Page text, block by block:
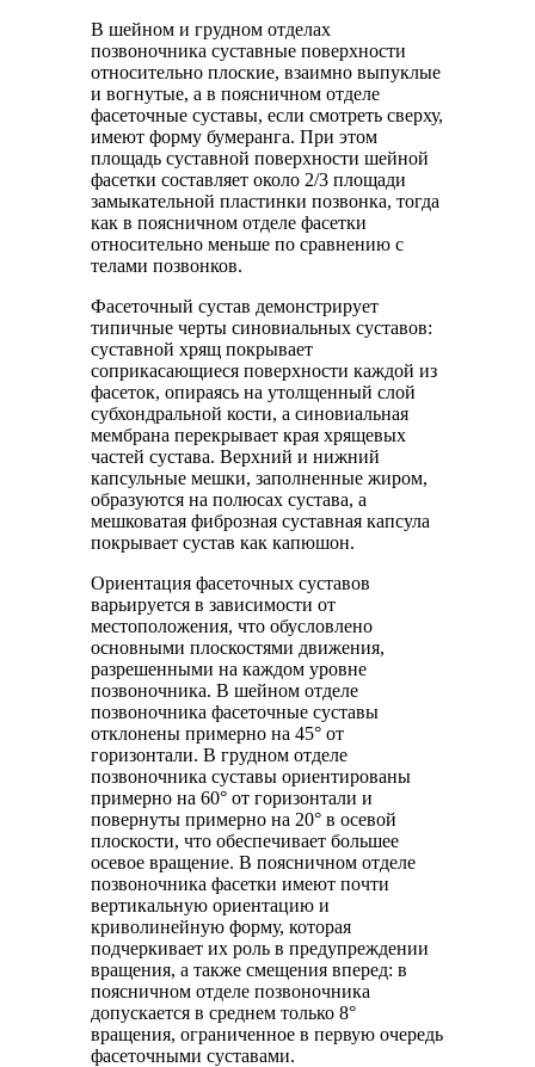
В шейном и грудном отделах
позвоночника суставные поверхности
относительно плоские, взаимно выпуклые
и вогнутые, а в поясничном отделе
фасеточные суставы, если смотреть сверху,
имеют форму бумеранга. При этом
площадь суставной поверхности шейной
фасетки составляет около 2/3 площади
замыкательной пластинки позвонка, тогда
как в поясничном отделе фасетки
относительно меньше по сравнению с
телами позвонков.
Фасеточный сустав демонстрирует
типичные черты синовиальных суставов:
суставной хрящ покрывает
соприкасающиеся поверхности каждой из
фасеток, опираясь на утолщенный слой
субхондральной кости, а синовиальная
мембрана перекрывает края хрящевых
частей сустава. Верхний и нижний
капсульные мешки, заполненные жиром,
образуются на полюсах сустава, а
мешковатая фиброзная суставная капсула
покрывает сустав как капюшон.
Ориентация фасеточных суставов
варьируется в зависимости от
местоположения, что обусловлено
основными плоскостями движения,
разрешенными на каждом уровне
позвоночника. В шейном отделе
позвоночника фасеточные суставы
отклонены примерно на 45° от
горизонтали. В грудном отделе
позвоночника суставы ориентированы
примерно на 60° от горизонтали и
повернуты примерно на 20° в осевой
плоскости, что обеспечивает большее
осевое вращение. В поясничном отделе
позвоночника фасетки имеют почти
вертикальную ориентацию и
криволинейную форму, которая
подчеркивает их роль в предупреждении
вращения, а также смещения вперед: в
поясничном отделе позвоночника
допускается в среднем только 8°
вращения, ограниченное в первую очередь
фасеточными суставами.